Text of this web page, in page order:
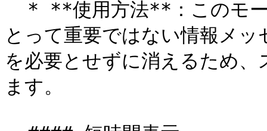
とって重要ではない情報メ
を必要とせずに消えるため
ます。